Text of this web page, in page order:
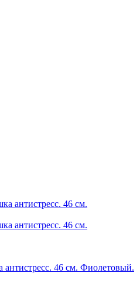
46 см. Фиолетовый.